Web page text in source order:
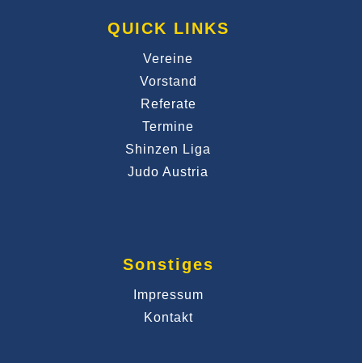
QUICK LINKS
Vereine
Vorstand
Referate
Termine
Shinzen Liga
Judo Austria
Sonstiges
Impressum
Kontakt